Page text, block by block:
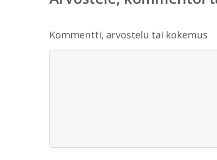
Kommentti, arvostelu tai kokemus